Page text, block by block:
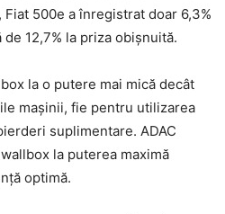
Fiat 500e a înregistrat doar 6,3%
12,7% la priza obișnuită.
la o putere mai mică decât
mașinii, fie pentru utilizarea
suplimentare. ADAC
la puterea maximă
optimă.